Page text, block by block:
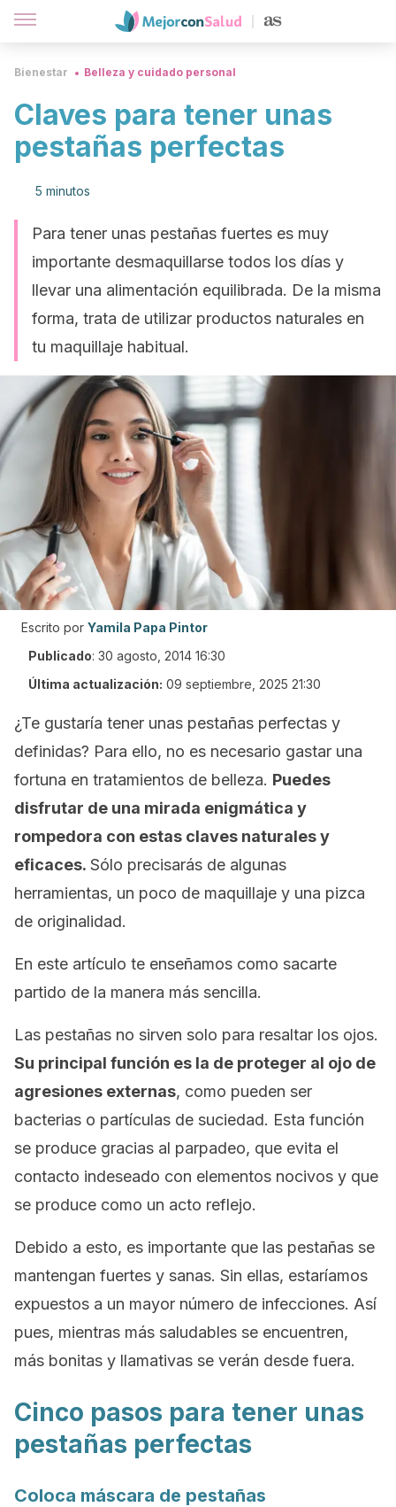
Bienestar Belleza y cuidado personal
Claves para tener unas
pestañas perfectas
5 minutos
Para tener unas pestañas fuertes es muy
importante desmaquillarse todos los días y
llevar una alimentación equilibrada. De la misma
forma, trata de utilizar productos naturales en
tu maquillaje habitual.
Escrito por Yamila Papa Pintor
Publicado: 30 agosto, 2014 16:30
Última actualización: 09 septiembre, 2025 21:30
¿Te gustaría tener unas pestañas perfectas y
definidas? Para ello, no es necesario gastar una
fortuna en tratamientos de belleza. Puedes
disfrutar de una mirada enigmática y
rompedora con estas claves naturales y
eficaces. Sólo precisarás de algunas
herramientas, un poco de maquillaje y una pizca
de originalidad.
En este artículo te enseñamos como sacarte
partido de la manera más sencilla.
Las pestañas no sirven solo para resaltar los ojos.
Su principal función es la de proteger al ojo de
agresiones externas, como pueden ser
bacterias o partículas de suciedad. Esta función
se produce gracias al parpadeo, que evita el
contacto indeseado con elementos nocivos y que
se produce como un acto reflejo.
Debido a esto, es importante que las pestañas se
mantengan fuertes y sanas. Sin ellas, estaríamos
expuestos a un mayor número de infecciones. Así
pues, mientras más saludables se encuentren,
más bonitas y llamativas se verán desde fuera.
Cinco pasos para tener unas
pestañas perfectas
Coloca máscara de pestañas